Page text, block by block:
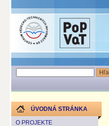
ÚVODNÁ STRÁNKA
O PROJEKTE